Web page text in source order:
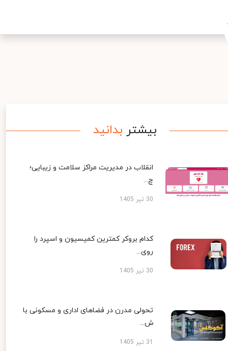
بیشتر بدانید
انقلاب در مدیریت مراکز سلامت و زیبایی؛
چ...
30 تیر 1405
کدام بروکر کمترین کمیسیون و اسپرد را
روی...
30 تیر 1405
تحولی مدرن در فضاهای اداری و مسکونی با
ش...